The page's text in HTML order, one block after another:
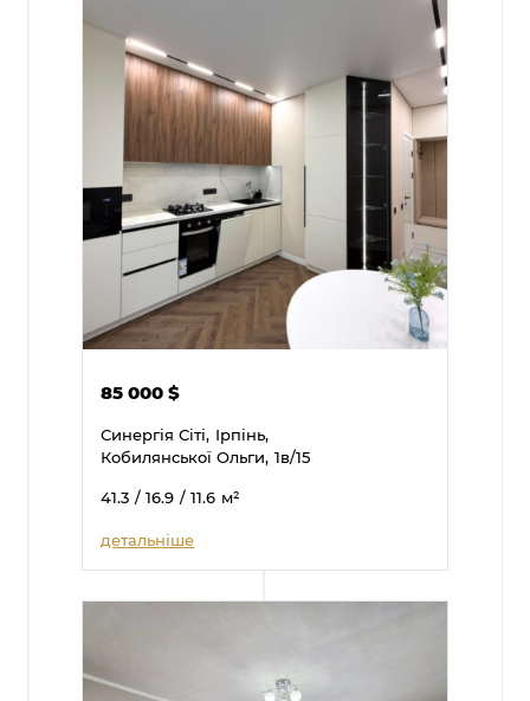
85 000$
Синергія Сіті, Ірпінь,
Кобилянської Ольги, 1в/15
41.3 / 16.9 / 11.6 м²
детальніше